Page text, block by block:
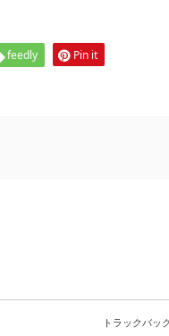
feedly Pin it
トラックバッ